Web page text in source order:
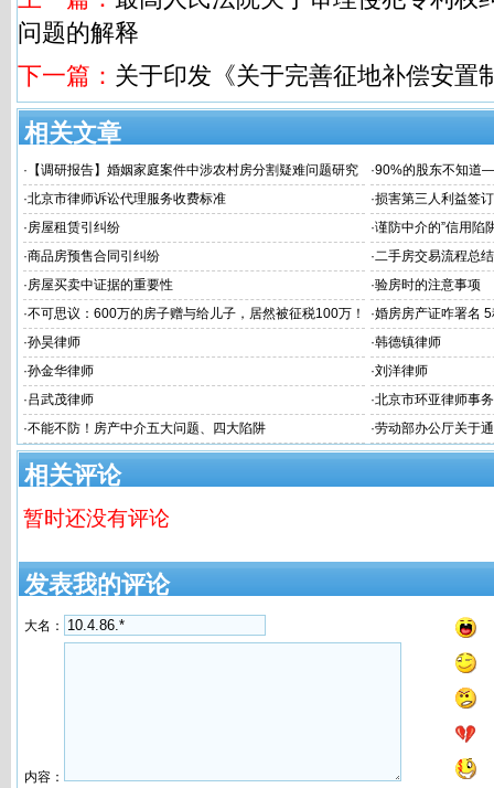
问题的解释
下一篇： 关于印发《关于完善征地补偿安置
相关文章
· 【调研报告】婚姻家庭案件中涉农村房分割疑难问题研究 ·90%的股东不知道
律风险！
·北京市律师诉讼代理服务收费标准 ·损害第三人利益签
·房屋租赁引纠纷 ·谨防中介的”信用陷
·商品房预售合同引纠纷 ·二手房交易流程总结
·房屋买卖中证据的重要性 ·验房时的注意事项
·不可思议：600万的房子赠与给儿子，居然被征税100万！
将房产“赠与”给子女还不如“卖”给子女？
·婚房房产证咋署名
·孙昊律师 ·韩德镇律师
·孙金华律师 ·刘洋律师
·吕武茂律师 ·北京市环亚律师事
·不能不防！房产中介五大问题、四大陷阱 ·劳动部办公厅关于
不归者按自动离职
相关评论
暂时还没有评论
发表我的评论
大名：
内容：